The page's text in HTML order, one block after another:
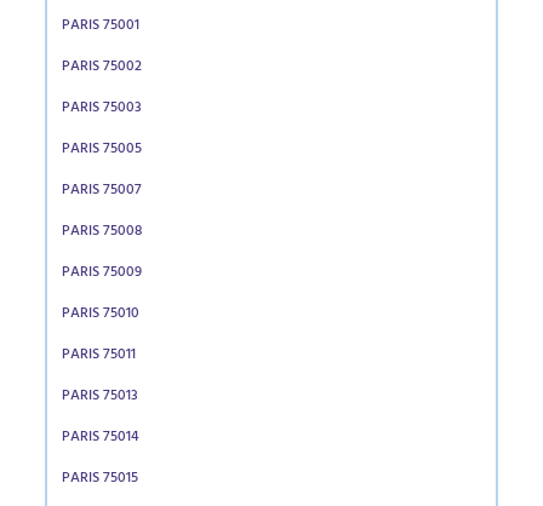
PARIS 75001
PARIS 75002
PARIS 75003
PARIS 75005
PARIS 75007
PARIS 75008
PARIS 75009
PARIS 75010
PARIS 75011
PARIS 75013
PARIS 75014
PARIS 75015